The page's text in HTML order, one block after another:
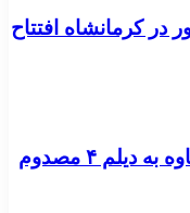
کرمانشاه افتتاح
واژگونی خودرو سواری در محور گناوه به دیلم ۴ مصدوم